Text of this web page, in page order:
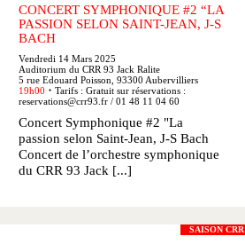
CONCERT SYMPHONIQUE #2 “LA
PASSION SELON SAINT-JEAN, J-S
BACH
Vendredi 14 Mars 2025
Auditorium du CRR 93 Jack Ralite
5 rue Edouard Poisson, 93300 Aubervilliers
19h00
●
Tarifs : Gratuit sur réservations :
reservations@crr93.fr / 01 48 11 04 60
Concert Symphonique #2 "La
passion selon Saint-Jean, J-S Bach
Concert de l’orchestre symphonique
du CRR 93 Jack [...]
SAISON CRR